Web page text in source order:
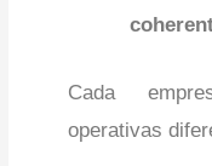
Cada
operativas